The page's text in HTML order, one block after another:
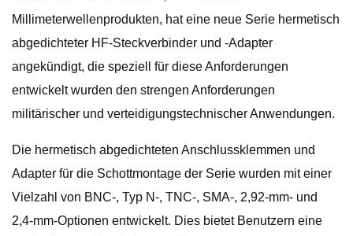
Millimeterwellenprodukten, hat eine neue Serie hermetisch
abgedichteter HF-Steckverbinder und -Adapter
angekündigt, die speziell für diese Anforderungen
entwickelt wurden den strengen Anforderungen
militärischer und verteidigungstechnischer Anwendungen.
Die hermetisch abgedichteten Anschlussklemmen und
Adapter für die Schottmontage der Serie wurden mit einer
Vielzahl von BNC-, Typ N-, TNC-, SMA-, 2,92-mm- und
2,4-mm-Optionen entwickelt. Dies bietet Benutzern eine